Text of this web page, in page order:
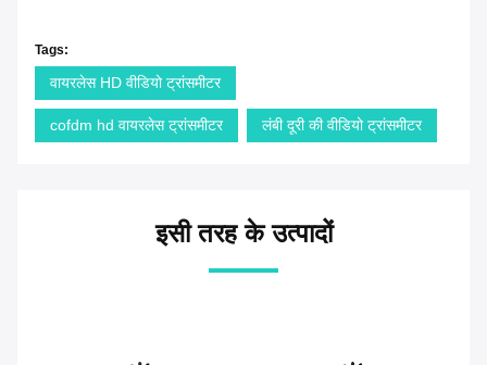
Tags:
वायरलेस HD वीडियो ट्रांसमीटर
cofdm hd वायरलेस ट्रांसमीटर लंबी दूरी की वीडियो ट्रांसमीटर
इसी तरह के उत्पादों